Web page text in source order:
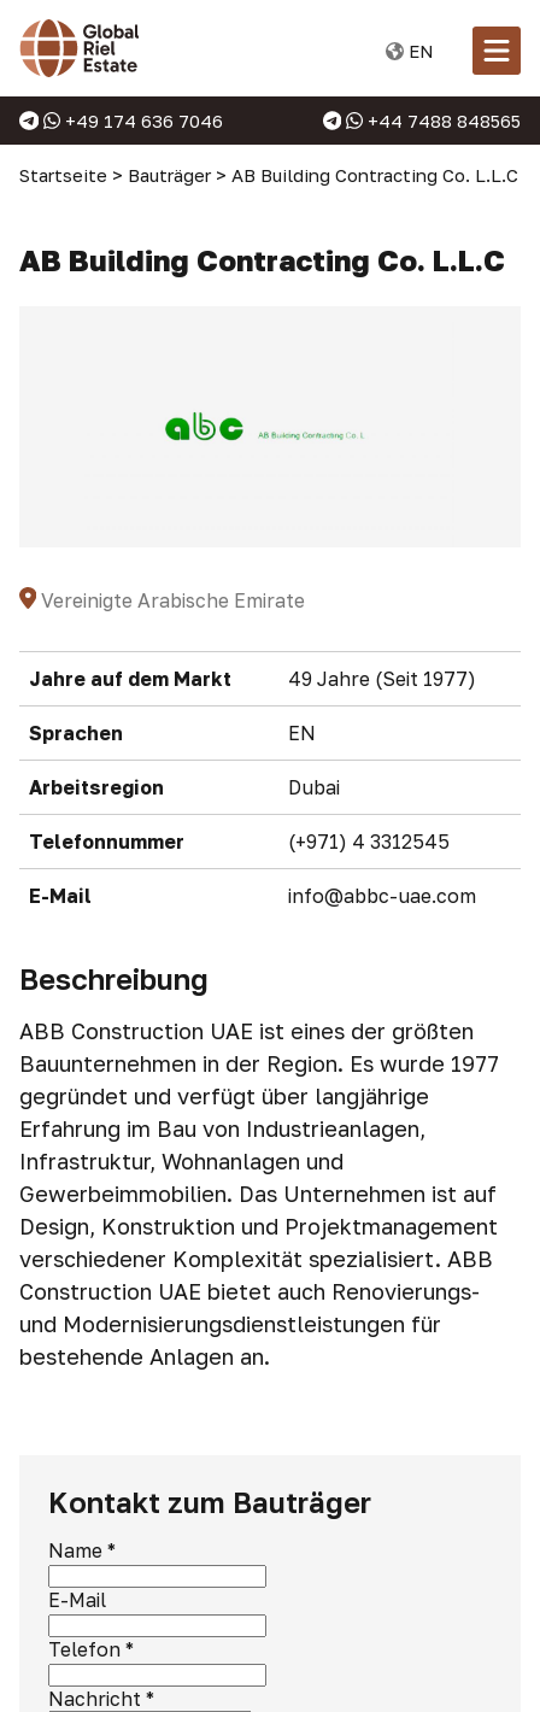
EN
+49 174 636 7046 +44 7488 848565
Startseite > Bauträger > AB Building Contracting Co. L.L.C
AB Building Contracting Co. L.L.C
Vereinigte Arabische Emirate
Jahre auf dem Markt 49 Jahre (Seit 1977)
Sprachen EN
Arbeitsregion Dubai
Telefonnummer (+971) 4 3312545
E-Mail info@abbc-uae.com
Beschreibung
ABB Construction UAE ist eines der größten
Bauunternehmen in der Region. Es wurde 1977
gegründet und verfügt über langjährige
Erfahrung im Bau von Industrieanlagen,
Infrastruktur, Wohnanlagen und
Gewerbeimmobilien. Das Unternehmen ist auf
Design, Konstruktion und Projektmanagement
verschiedener Komplexität spezialisiert. ABB
Construction UAE bietet auch Renovierungs-
und Modernisierungsdienstleistungen für
bestehende Anlagen an.
Kontakt zum Bauträger
Name *
E-Mail
Telefon *
Nachricht *